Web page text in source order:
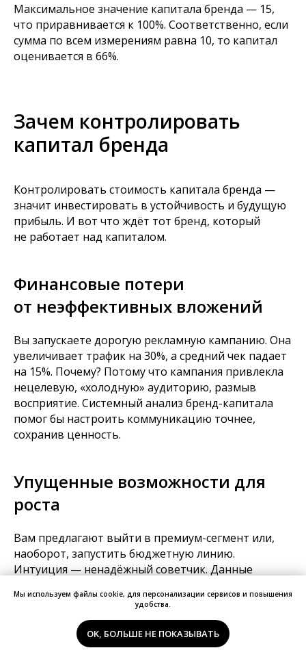
Максимальное значение капитала бренда — 15,
что приравнивается к 100%. Соответственно, если
сумма по всем измерениям равна 10, то капитал
оценивается в 66%.
Зачем контролировать
капитал бренда
Контролировать стоимость капитала бренда —
значит инвестировать в устойчивость и будущую
прибыль. И вот что ждёт тот бренд, который
не работает над капиталом.
Финансовые потери
от неэффективных вложений
Вы запускаете дорогую рекламную кампанию. Она
увеличивает трафик на 30%, а средний чек падает
на 15%. Почему? Потому что кампания привлекла
нецелевую, «холодную» аудиторию, размыв
восприятие. Системный анализ бренд-капитала
помог бы настроить коммуникацию точнее,
сохранив ценность.
Упущенные возможности для
роста
Вам предлагают выйти в премиум-сегмент или,
наоборот, запустить бюджетную линию.
Интуиция — ненадёжный советчик. Данные
мандат доверия для такого шага. Не зная этого,
можно легко разрушить то, что годами строилось.
Мы используем файлы cookie, для персонализации сервисов и повышения
удобства.
OK, БОЛЬШЕ НЕ ПОКАЗЫВАТЬ